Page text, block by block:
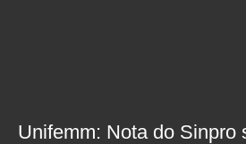
Unifemm: Nota do Sinpro